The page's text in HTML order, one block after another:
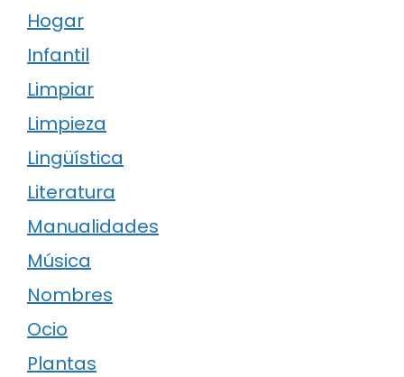
Hogar
Infantil
Limpiar
Limpieza
Lingüística
Literatura
Manualidades
Música
Nombres
Ocio
Plantas